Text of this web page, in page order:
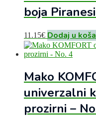
boja
11.15€ Dodaj u
Mako
univerzalni
prozirni –